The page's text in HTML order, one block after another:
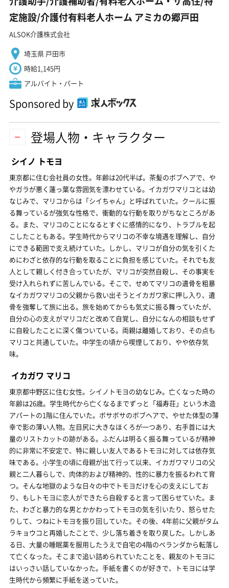
定施設/介護付有料老人ホーム アミカの郷戸田
ALSOK介護株式会社
埼玉県 戸田市
時給1,145円
アルバイト・パート
Sponsored by
登場人物・キャラクター
シイノ トモヨ
東京都に住む会社員の女性。年齢は20代半ば。茶髪のボブヘアで、や
やガラが悪く蓮っ葉な雰囲気を漂わせている。イカガワマリコとは幼
なじみで、マリコからは「シイちゃん」と呼ばれていた。クールに振
る舞っているが強気な性格で、衝動的な行動を取りがちなところがあ
る。また、マリコのことになるとすぐに感情的になり、トラブルを起
こしたこともある。学生時代からマリコの不幸な境遇を理解し、自分
にできる範囲で支え続けていた。しかし、マリコが自分の気を引くた
めにわざと依存的な行動を取ることに負担を感じていた。それでも友
人として親しく付き合っていたが、マリコが突然自殺し、その事実を
受け入れられずに苦しんでいる。そこで、せめてマリコの遺骨を粗暴
なイカガワマリコの父親から救い出そうとイカガワ家に押し入り、遺
骨を強奪して旅に出る。旅を始めてからも気丈に振る舞っていたが、
自分の心の支えがマリコだと改めて自覚し、自分になんの相談もせず
に自殺したことに深く傷ついている。両親は離婚しており、その点も
マリコと共通していた。中学生の頃から喫煙しており、やや依存気
味。
イカガワ マリコ
東京都中野区に住む女性。シイノトモヨの幼なじみ。亡くなった時の
年齢は26歳。学生時代から亡くなるまでずっと「福寿荘」という木造
アパートの1階に住んでいた。ボサボサのボブヘアで、やせた体型の薄
幸で影の薄い人物。左目尻に大きなほくろが一つあり、右手首には大
量のリストカットの跡がある。ふだんは明るく振る舞っているが精神
的に非常に不安定で、特に親しい友人であるトモヨに対しては依存気
味である。小学生の頃に母親が出て行って以来、イカガワマリコの父
親と二人暮らしで、肉体的および精神的、性的に暴力を振るわれて育
つ。そんな地獄のような日々の中でトモヨだけを心の支えにしてお
り、もしトモヨに恋人ができたら自殺すると言って困らせていた。ま
た、わざと暴力的な男とかかわってトモヨの気を引いたり、怒らせた
りして、つねにトモヨを振り回していた。その後、4年前に父親がタム
ラキョウコと再婚したことで、少し落ち着きを取り戻した。しかしあ
る日、大量の睡眠薬を服用したうえで自宅の4階のベランダから転落し
て亡くなった。そこまで追い詰められていたことを、親友のトモヨに
はいっさい話していなかった。手紙を書くのが好きで、トモヨには学
生時代から頻繁に手紙を送っていた。